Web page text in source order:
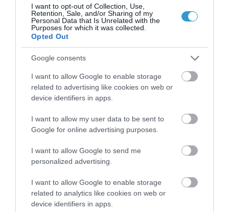
I want to opt-out of Collection, Use,
Retention, Sale, and/or Sharing of my
Personal Data that Is Unrelated with the
Purposes for which it was collected.
Opted Out
Google consents
I want to allow Google to enable storage
related to advertising like cookies on web or
device identifiers in apps.
I want to allow my user data to be sent to
Google for online advertising purposes.
I want to allow Google to send me
personalized advertising.
I want to allow Google to enable storage
related to analytics like cookies on web or
device identifiers in apps.
Posted on 31 Οκτ 2013
μάτια σας από την
ψηφιακές οθόνες